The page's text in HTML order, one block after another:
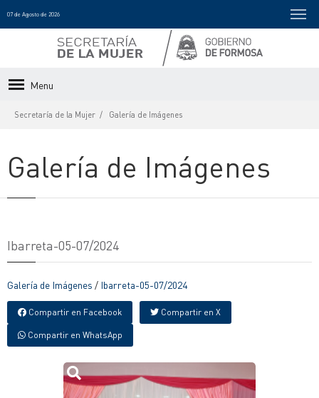
07 de Agosto de 2026
Menu
Secretaría de la Mujer Galería de Imágenes
Galería de Imágenes
Ibarreta-05-07/2024
Galería de Imágenes / Ibarreta-05-07/2024
Compartir en Facebook Compartir en X
Compartir en WhatsApp